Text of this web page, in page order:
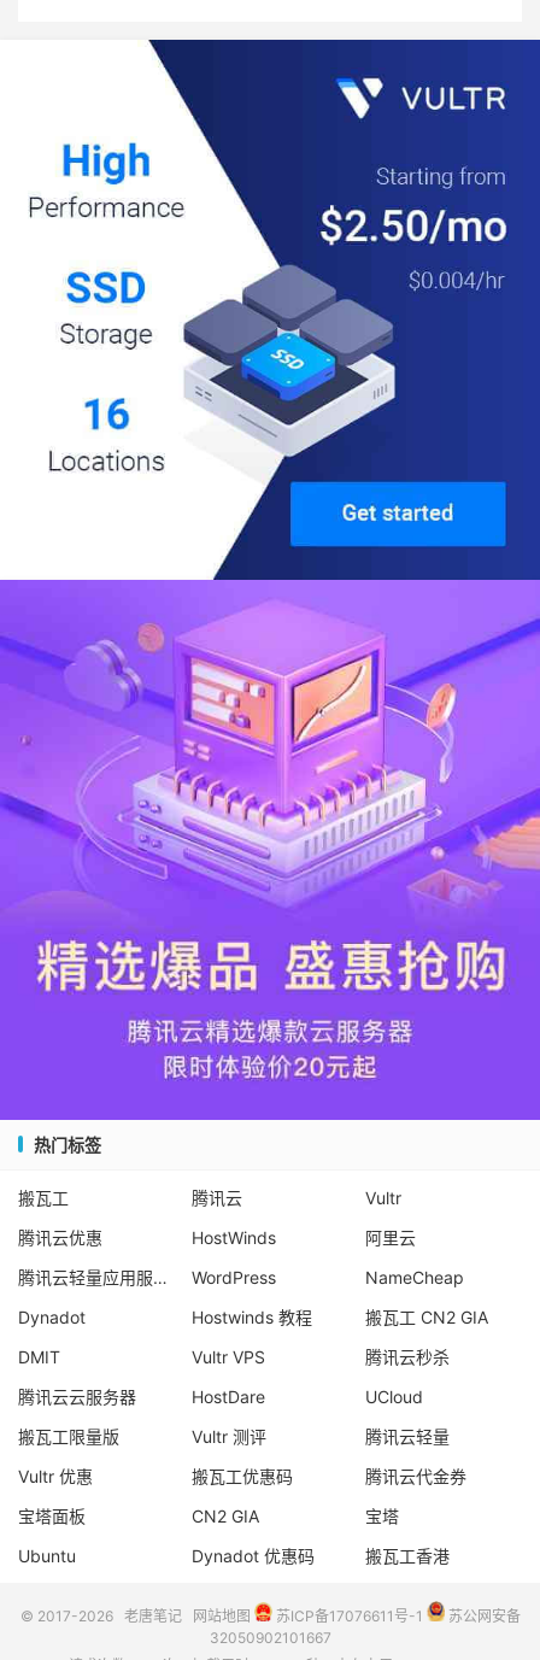
热门标签
搬瓦工 腾讯云
Vultr
腾讯云优惠
HostWinds
阿里云
腾讯云轻量应用服务器
WordPress
NameCheap
Dynadot
Hostwinds 教程
搬瓦工 CN2 GIA
DMIT
Vultr VPS
腾讯云秒杀
腾讯云云服务器
HostDare
UCloud
搬瓦工限量版
Vultr 测评
腾讯云轻量
Vultr 优惠
搬瓦工优惠码
腾讯云代金券
宝塔面板
CN2 GIA
宝塔
Ubuntu
Dynadot 优惠码 搬瓦工香港
© 2017-2026 老唐笔记 网站地图 苏ICP备17076611号-1
苏公网安备
32050902101667